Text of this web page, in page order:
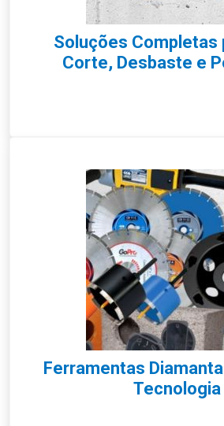
Soluções Completas
Corte, Desbaste e
Ferramentas
Tecnologia